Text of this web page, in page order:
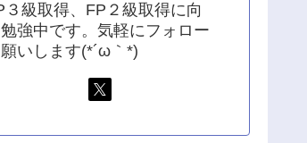
３級取得、FP２級取得に向
強中です。気軽にフォロー
いします(*´ω｀*)